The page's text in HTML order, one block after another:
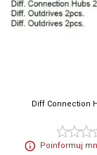
Diff Connection
Poinformuj